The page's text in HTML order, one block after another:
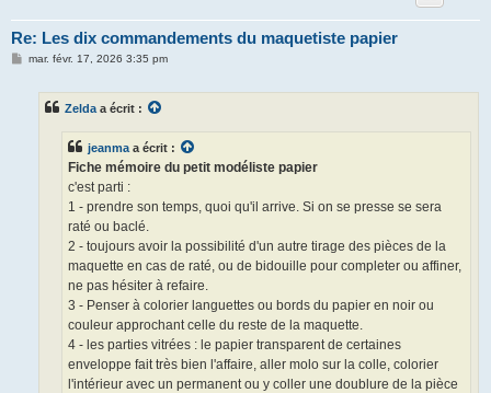
Re: Les dix commandements du maquetiste papier
Mmar. févr. 17, 2026 3:35 pm
Zelda a écrit :
jeanma a écrit :
Fiche mémoire du petit modéliste papier
c'est parti :
1 - prendre son temps, quoi qu'il arrive. Si on se presse se sera
raté ou baclé.
2 - toujours avoir la possibilité d'un autre tirage des pièces de la
maquette en cas de raté, ou de bidouille pour completer ou affiner,
ne pas hésiter à refaire.
3 - Penser à colorier languettes ou bords du papier en noir ou
couleur approchant celle du reste de la maquette.
4 - les parties vitrées : le papier transparent de certaines
enveloppe fait très bien l'affaire, aller molo sur la colle, colorier
l'intérieur avec un permanent ou y coller une doublure de la pièce